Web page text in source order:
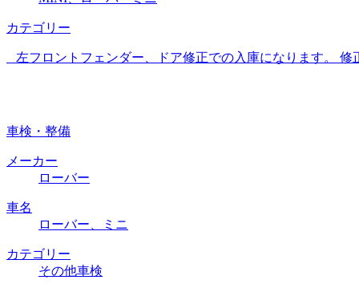
カテゴリー
左フロントフェンダー、ドア修正での入庫になります。
車検・整備
メーカー
ローバー
車名
ローバー、ミニ
カテゴリー
その他車検